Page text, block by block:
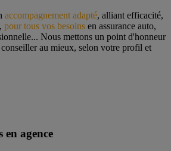
accompagnement adapté, alliant efficacité,
pour tous vos besoins en assurance auto,
Nous mettons un point d'honneur
au mieux, selon votre profil et
en agence